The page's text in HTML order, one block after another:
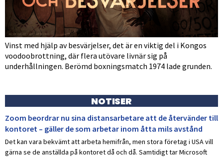
Vinst med hjälp av besvärjelser, det är en viktig del i Kongos
voodoobrottning, där flera utövare livnär sig på
underhållningen. Berömd boxningsmatch 1974 lade grunden.
NOTISER
Zoom beordrar nu sina distansarbetare att de återvänder till
kontoret – gäller de som arbetar inom åtta mils avstånd
Det kan vara bekvämt att arbeta hemifrån, men stora företag i USA vill
gärna se de anställda på kontoret då och då. Samtidigt tar Microsoft